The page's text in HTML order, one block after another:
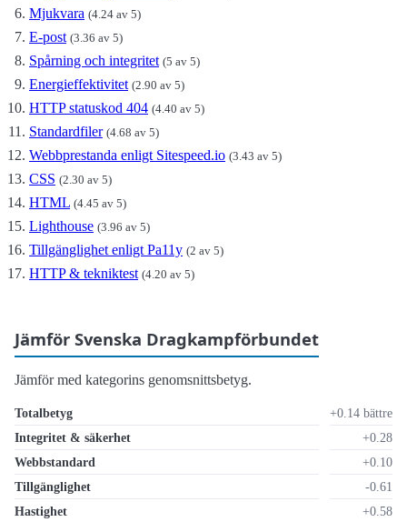
Mjukvara (4.24 av 5)
E-post (3.36 av 5)
Spårning och integritet (5 av 5)
Energieffektivitet (2.90 av 5)
HTTP statuskod 404 (4.40 av 5)
Standardfiler (4.68 av 5)
Webbprestanda enligt Sitespeed.io (3.43 av 5)
CSS (2.30 av 5)
HTML (4.45 av 5)
Lighthouse (3.96 av 5)
Tillgänglighet enligt Pa11y (2 av 5)
HTTP & tekniktest (4.20 av 5)
Jämför Svenska Dragkampförbundet
Jämför med kategorins genomsnittsbetyg.
Totalbetyg
+0.14 bättre
Integritet & säkerhet
+0.28
Webbstandard
+0.10
Tillgänglighet
-0.61
Hastighet
+0.58